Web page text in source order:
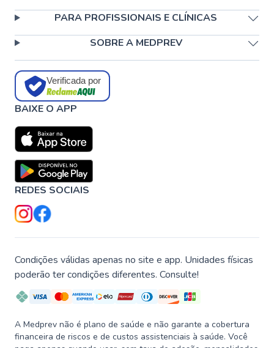
PARA PROFISSIONAIS E CLÍNICAS
SOBRE A MEDPREV
Verificada por
BAIXE O APP
REDES SOCIAIS
Condições válidas apenas no site e app. Unidades físicas
poderão ter condições diferentes. Consulte!
A Medprev não é plano de saúde e não garante a cobertura
financeira de riscos e de custos assistenciais à saúde. Você